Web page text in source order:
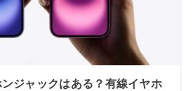
ジャックはある？有線イヤホ